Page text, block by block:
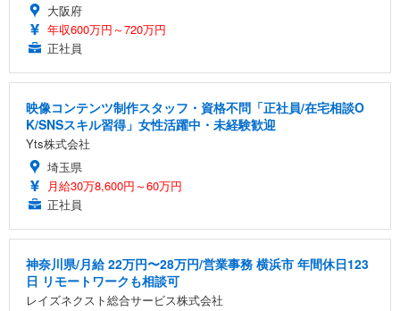
大阪府
年収600万円～720万円
正社員
映像コンテンツ制作スタッフ・資格不問「正社員/在宅相談O
K/SNSスキル習得」女性活躍中・未経験歓迎
Yts株式会社
埼玉県
月給30万8,600円～60万円
正社員
神奈川県/月給 22万円〜28万円/営業事務 横浜市 年間休日123
日 リモートワークも相談可
レイズネクスト総合サービス株式会社